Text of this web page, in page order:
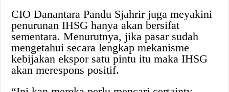
CIO Danantara Pandu Sjahrir juga meyakini
penurunan IHSG hanya akan bersifat
sementara. Menurutnya, jika pasar sudah
mengetahui secara lengkap mekanisme
kebijakan ekspor satu pintu itu maka IHSG
akan merespons positif.